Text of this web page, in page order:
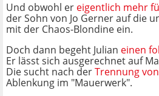
Und obwohl er eigentlich mehr
der Sohn von Jo Gerner auf die
mit der Chaos-Blondine ein.
Doch dann begeht Julian einen
Er lässt sich ausgerechnet auf
Die sucht nach derTrennung
Ablenkung im "Mauerwerk".